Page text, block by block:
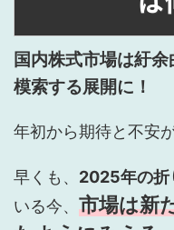
国内株式市場は紆
模索する展開に！
年初から期待と不安
早くも、 2025年の折
いる今、 市場は新